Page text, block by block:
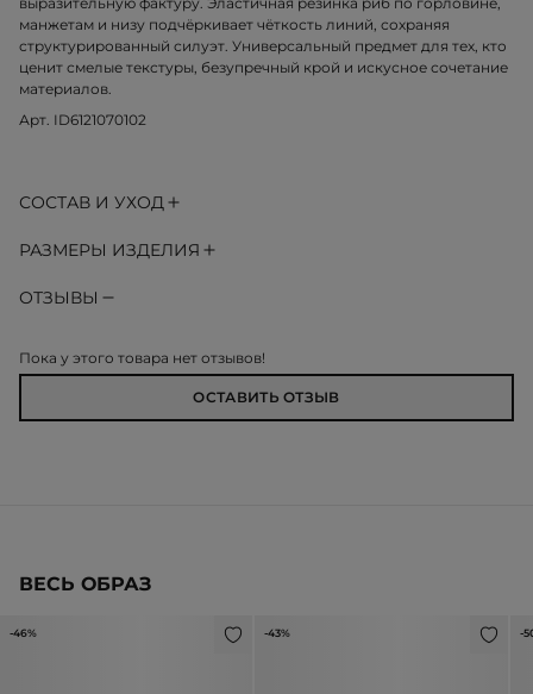
манжетам и низу подчёркивает чёткость линий, сохраняя
структурированный силуэт. Универсальный предмет для тех, кто
ценит смелые текстуры, безупречный крой и искусное сочетание
материалов.
Арт. ID6121070102
СОСТАВ И УХОД
РАЗМЕРЫ ИЗДЕЛИЯ
ОТЗЫВЫ
Пока у этого товара нет отзывов!
ОСТАВИТЬ ОТЗЫВ
ВЕСЬ ОБРАЗ
-46% -43% -